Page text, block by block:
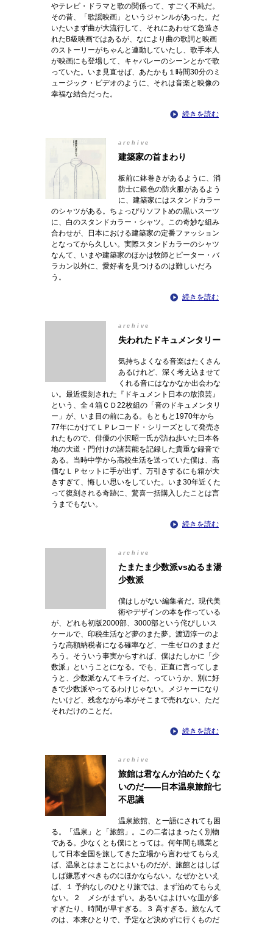
やテレビ・ドラマと歌の関係って、すごく不純だ。
その昔、「歌謡映画」というジャンルがあった。だ
いたいまず曲が大流行して、それにあわせて急造さ
れたB級映画ではあるが、なにより曲の歌詞と映画
のストーリーがちゃんと連動していたし、歌手本人
が映画にも登場して、キャバレーのシーンとかで歌
っていた。いま見直せば、あたかも１時間30分のミ
ュージック・ビデオのように、それは音楽と映像の
幸福な結合だった。
続きを読む
archive
建築家の首まわり
板前に鉢巻きがあるように、消
防士に銀色の防火服があるよう
に、建築家にはスタンドカラー
のシャツがある。ちょっぴりソフトめの黒いスーツ
に、白のスタンドカラー・シャツ。この奇妙な組み
合わせが、日本における建築家の定番ファッション
となってから久しい。実際スタンドカラーのシャツ
なんて、いまや建築家のほかは牧師とピーター・バ
ラカン以外に、愛好者を見つけるのは難しいだろ
う。
続きを読む
archive
失われたドキュメンタリー
気持ちよくなる音楽はたくさん
あるけれど、深く考え込ませて
くれる音にはなかなか出会わな
い。最近復刻された『ドキュメント日本の放浪芸』
という、全４箱ＣＤ22枚組の「音のドキュメンタリ
ー」が、いま目の前にある。もともと1970年から
77年にかけてＬＰレコード・シリーズとして発売さ
れたもので、俳優の小沢昭一氏が訪ね歩いた日本各
地の大道・門付けの諸芸能を記録した貴重な録音で
ある。当時中学から高校生活を送っていた僕は、高
価なＬＰセットに手が出ず、万引きするにも箱が大
きすぎて、悔しい思いをしていた。いま30年近くた
って復刻される奇跡に、驚喜一括購入したことは言
うまでもない。
続きを読む
archive
たまたま少数派vsぬるま湯
少数派
僕はしがない編集者だ。現代美
術やデザインの本を作っている
が、どれも初版2000部、3000部という侘びしいス
ケールで、印税生活など夢のまた夢。渡辺淳一のよ
うな高額納税者になる確率など、一生ゼロのままだ
ろう。そういう事実からすれば、僕はたしかに「少
数派」ということになる。でも、正直に言ってしま
うと、少数派なんてキライだ。っていうか、別に好
きで少数派やってるわけじゃない。メジャーになり
たいけど、残念ながら本がそこまで売れない、ただ
それだけのことだ。
続きを読む
archive
旅館は君なんか泊めたくな
いのだ――日本温泉旅館七
不思議
温泉旅館、と一語にされても困
る。「温泉」と「旅館」。この二者はまったく別物
である。少なくとも僕にとっては。何年間も職業と
して日本全国を旅してきた立場から言わせてもらえ
ば、温泉とはまことによいものだが、旅館とはしば
しば嫌悪すべきものにほかならない。なぜかといえ
ば、１ 予約なしのひとり旅では、まず泊めてもらえ
ない。２ メシがまずい。あるいはよけいな皿が多
すぎたり、時間が早すぎる。３ 高すぎる。旅なんて
のは、本来ひとりで、予定など決めずに行くものだ